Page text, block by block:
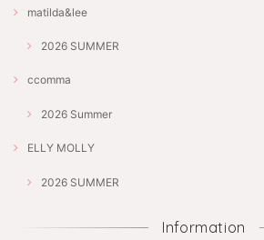
matilda&lee
2026 SUMMER
ccomma
2026 Summer
ELLY MOLLY
2026 SUMMER
Information